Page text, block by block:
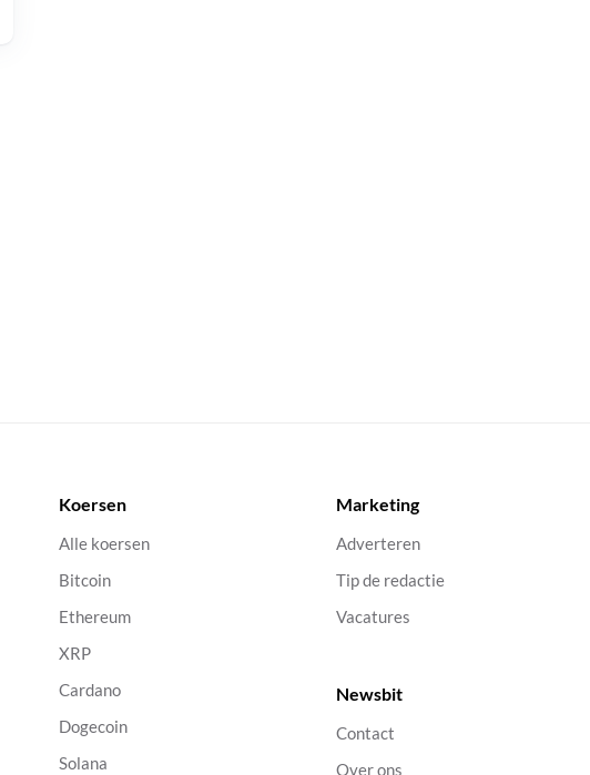
Koersen
Alle koersen
Bitcoin
Ethereum
XRP
Cardano
Dogecoin
Solana
Marketing
Adverteren
Tip de redactie
Vacatures
Newsbit
Contact
Over ons